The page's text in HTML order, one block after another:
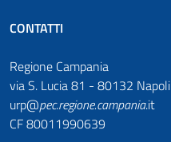
CONTATTI
Regione Campania
via S. Lucia 81 - 80132 Napoli
urp@pec.regione.campania.it
CF 80011990639